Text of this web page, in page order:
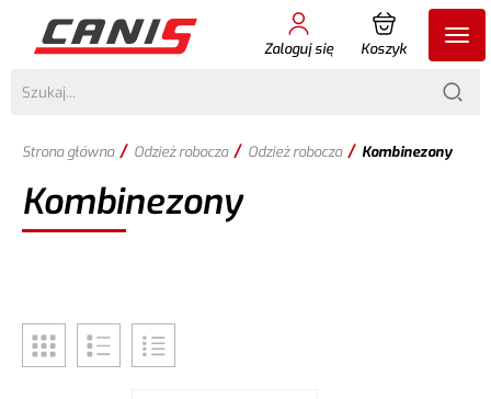
Zaloguj się Koszyk
Strona główna / Odzież robocza / Odzież robocza / Kombinezony
Kombinezony